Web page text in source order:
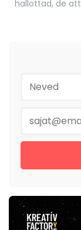
hallottad, de